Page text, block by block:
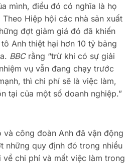
mình, điều đó có nghĩa là họ
Hiệp hội các nhà sản xuất
đợt giảm giá đó đã khiến
Anh thiệt hại hơn 10 tỷ bảng
BBCrằng “trừ khi có sự giải
vụ vẫn đang chạy trước
thì chi phí sẽ là việc làm,
tại của một số doanh nghiệp.”
và công đoàn Anh đã vận động
những quy định đó trong nhiều
chi phí và mất việc làm trong